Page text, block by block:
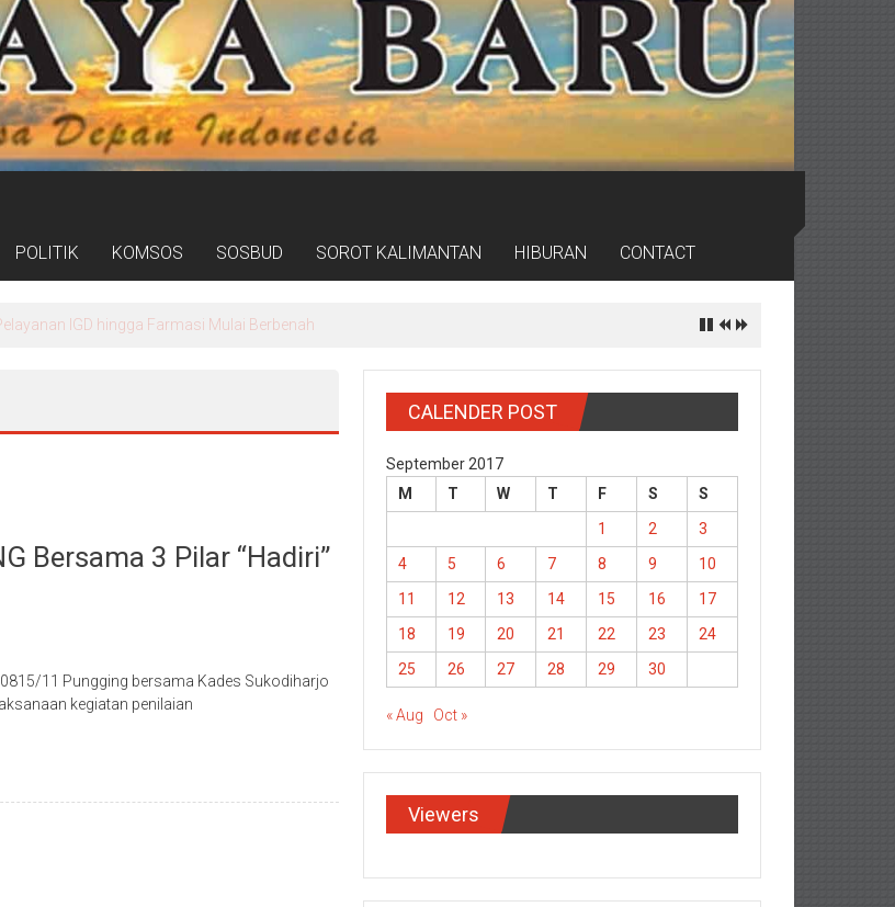
POLITIK KOMSOS SOSBUD SOROT KALIMANTAN HIBURAN CONTACT
IGD hingga Farmasi Mulai Berbenah
Bersama 3 Pilar “Hadiri”
11 Pungging bersama Kades Sukodiharjo
kegiatan penilaian
CALENDER POST
September 2017
M
T W T F S
S
1
2
3
4
5 6 7 8 9
10
11
12 13 14 15 16
17
18
19 20 21 22 23
24
25
26 27 28 29 30
« Aug Oct »
Viewers